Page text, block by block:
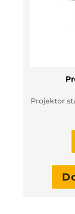
Projektor